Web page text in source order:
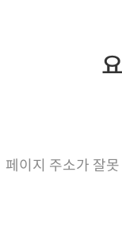
페이지 주소가 잘